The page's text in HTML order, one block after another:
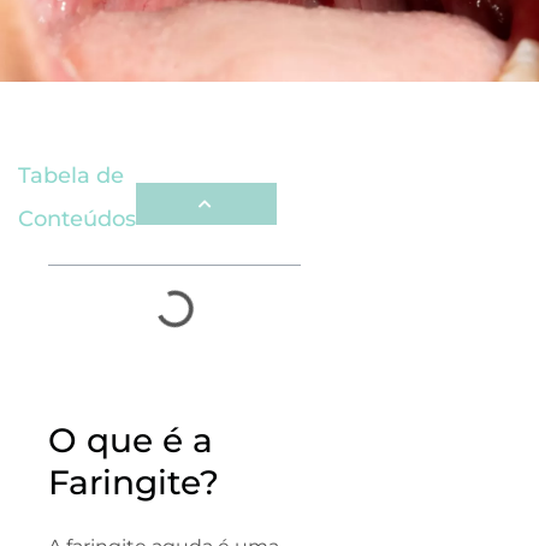
Tabela de
Conteúdos
O que é a
Faringite?